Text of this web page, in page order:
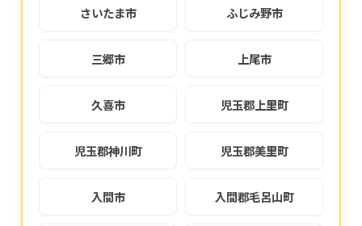
さいたま市 ふじみ野市
三郷市 上尾市
久喜市 児玉郡上里町
児玉郡神川町 児玉郡美里町
入間市 入間郡毛呂山町